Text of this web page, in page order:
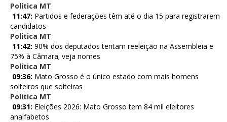
Politica MT
11:47: Partidos e federações têm até o dia 15 para registrarem
candidatos
Politica MT
11:42: 90% dos deputados tentam reeleição na Assembleia e
75% à Câmara; veja nomes
Politica MT
09:36: Mato Grosso é o único estado com mais homens
solteiros que solteiras
Politica MT
09:31: Eleições 2026: Mato Grosso tem 84 mil eleitores
analfabetos